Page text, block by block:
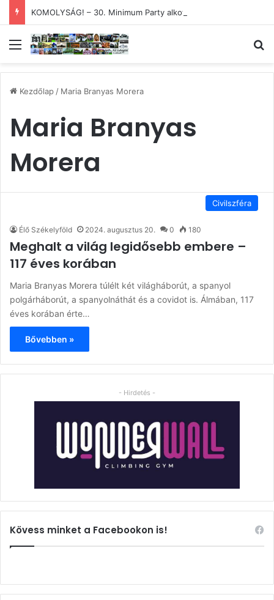
Menü
Kezdőlap/ Maria Branyas Morera
Maria Branyas
Morera
Civilszféra
Élő Székelyföld 2024. augusztus 20. 0 180
Meghalt a világ legidősebb embere –
117 éves korában
Maria Branyas Morera túlélt két világháborút, a spanyol
polgárháborút, a spanyolnáthát és a covidot is. Álmában, 117
éves korában érte…
Bővebben »
- Hirdetés -
Kövess minket a Facebookon is!